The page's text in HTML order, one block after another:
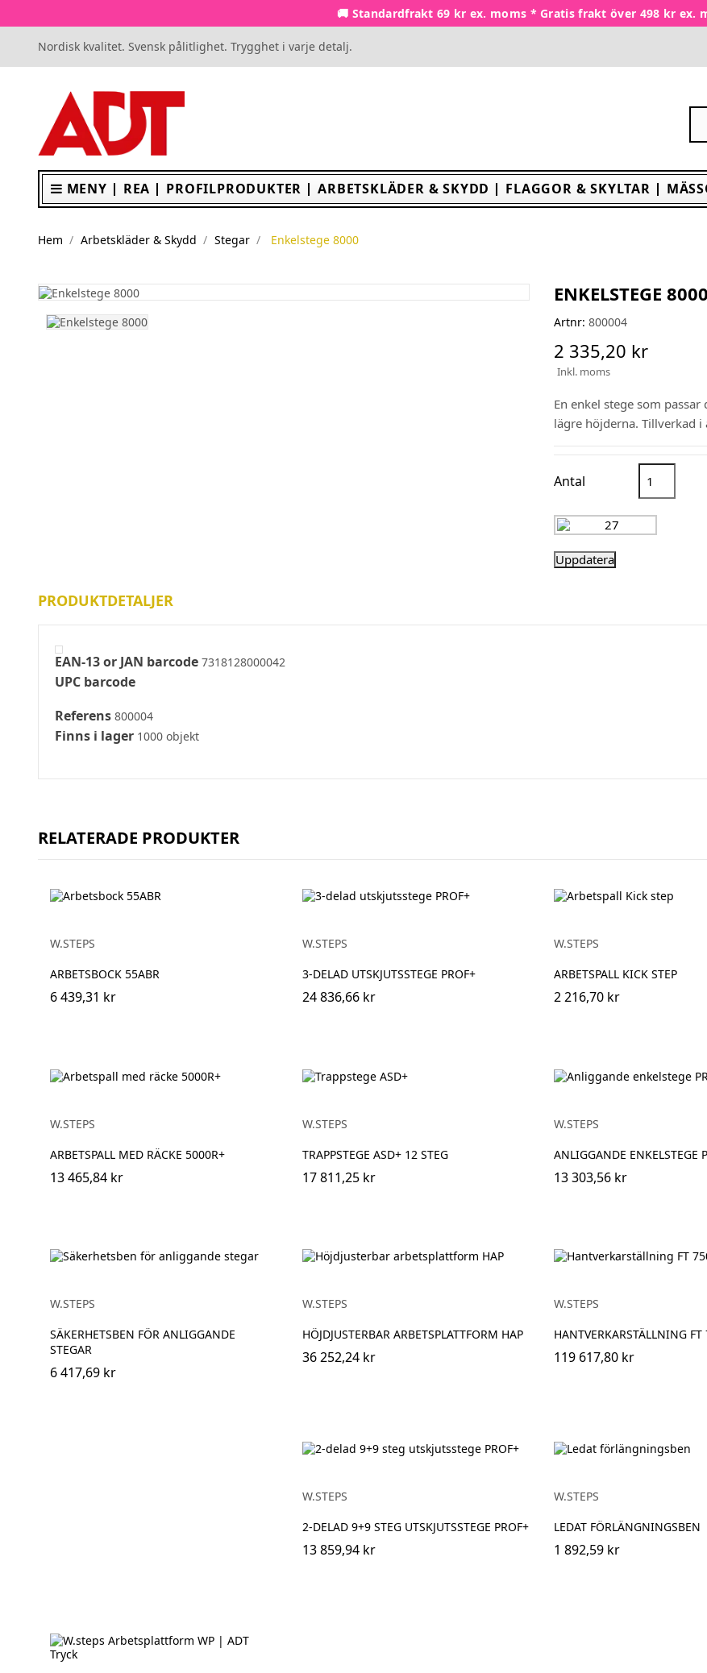
🚚 Standardfrakt 69 kr ex. moms * Gratis frakt över 498 kr ex.
Nordisk kvalitet. Svensk pålitlighet. Trygghet i varje detalj.
MENY REA PROFILPRODUKTER ARBETSKLÄDER & SKYDD FLAGGOR & SKYLTAR
Hem Arbetskläder & Skydd Stegar Enkelstege 8000
ENKELSTEGE 8000
Artnr: 800004
2 335,20 kr
Inkl. moms
En enkel stege som
lägre höjderna. Tillverkad
Antal
PRODUKTDETALJER
EAN-13 or JAN barcode 7318128000042
UPC barcode
Referens 800004
Finns i lager 1000 objekt
RELATERADE PRODUKTER
W.STEPS
ARBETSBOCK 55ABR
6 439,31 kr
W.STEPS
3-DELAD UTSKJUTSSTEGE PROF+
24 836,66 kr
W.STEPS
ARBETSPALL KICK STEP
2 216,70 kr
W.STEPS
ARBETSPALL MED RÄCKE 5000R+
13 465,84 kr
W.STEPS
TRAPPSTEGE ASD+ 12 STEG
17 811,25 kr
W.STEPS
ANLIGGANDE ENKELSTEGE
13 303,56 kr
W.STEPS
SÄKERHETSBEN FÖR ANLIGGANDE
STEGAR
6 417,69 kr
W.STEPS
HÖJDJUSTERBAR ARBETSPLATTFORM HAP
36 252,24 kr
W.STEPS
HANTVERKARSTÄLLNING FT
119 617,80 kr
W.STEPS
2-DELAD 9+9 STEG UTSKJUTSSTEGE PROF+
13 859,94 kr
W.STEPS
LEDAT FÖRLÄNGNINGSBEN
1 892,59 kr